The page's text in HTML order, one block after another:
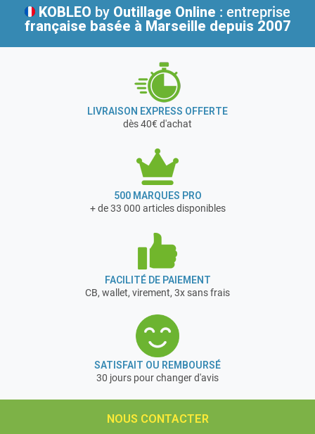
KOBLEO by Outillage Online : entreprise
française basée à Marseille depuis 2007
LIVRAISON EXPRESS OFFERTE
dès 40€ d'achat
500 MARQUES PRO
+ de 33 000 articles disponibles
FACILITÉ DE PAIEMENT
CB, wallet, virement, 3x sans frais
SATISFAIT OU REMBOURSÉ
30 jours pour changer d'avis
NOUS CONTACTER